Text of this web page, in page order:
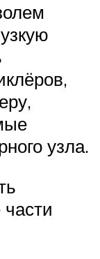
узла.